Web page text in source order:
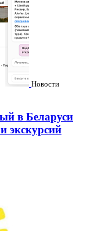
Новости
в Беларуси
экскурсий